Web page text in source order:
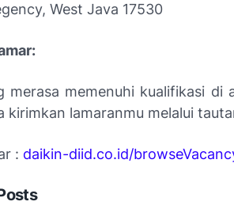
West Java 17530
merasa memenuhi kualifikasi
kirimkan lamaranmu melalui
: daikin-diid.co.id/